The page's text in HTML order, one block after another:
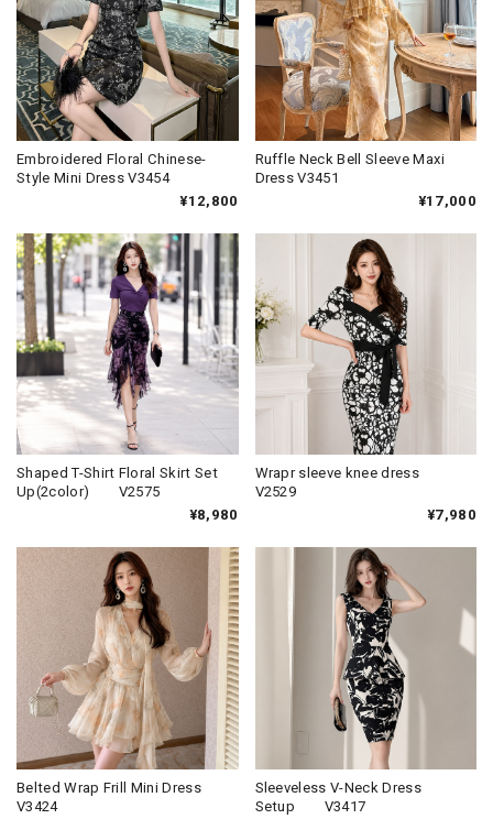
Embroidered Floral Chinese-
Style Mini Dress V3454
¥12,800
Ruffle Neck Bell Sleeve Maxi
Dress V3451
¥17,000
Shaped T-Shirt Floral Skirt Set
Up(2color) V2575
¥8,980
Wrapr sleeve knee dress
V2529
¥7,980
Belted Wrap Frill Mini Dress
V3424
Sleeveless V-Neck Dress
Setup V3417